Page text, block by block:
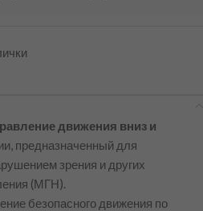
движения вниз и
предназначенный для
зрения и других
(МГН).
безопасного движения по